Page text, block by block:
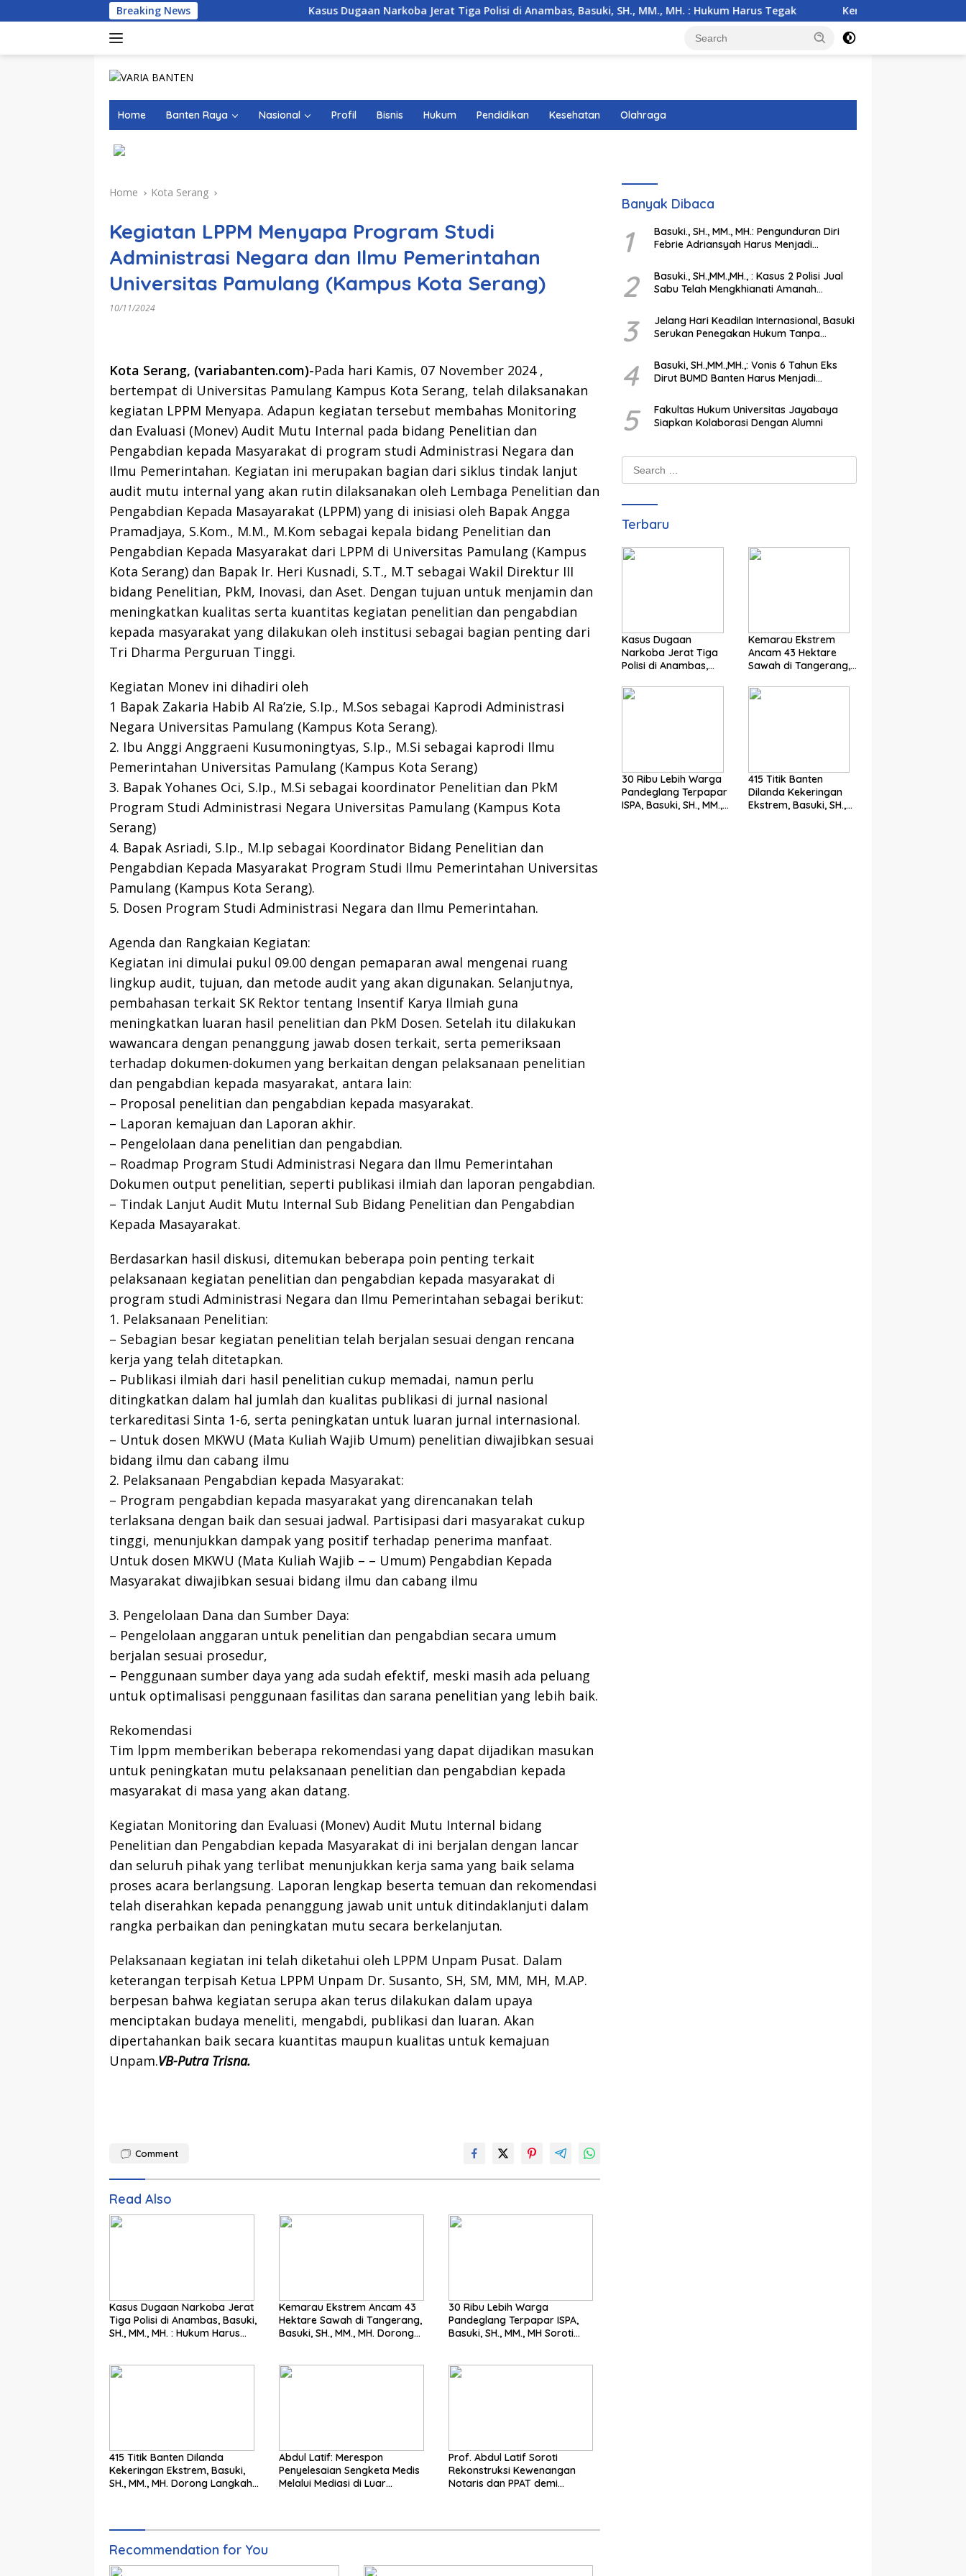
to
Breaking News Kasus Dugaan Narkoba Jerat Tiga Polisi di Anambas, Basuki, SH., MM., MH. : Hukum Harus Tegak Kemarau Ekstrem Ancam 43 Hektare
Home Banten Raya Nasional Profil Bisnis Hukum Pendidikan Kesehatan Olahraga
Home Kota Serang
Kegiatan LPPM Menyapa Program Studi
Administrasi Negara dan Ilmu Pemerintahan
Universitas Pamulang (Kampus Kota Serang)
10/11/2024
Kota Serang, (variabanten.com)-Pada hari Kamis, 07 November 2024 ,
bertempat di Universitas Pamulang Kampus Kota Serang, telah dilaksanakan
kegiatan LPPM Menyapa. Adapun kegiatan tersebut membahas Monitoring
dan Evaluasi (Monev) Audit Mutu Internal pada bidang Penelitian dan
Pengabdian kepada Masyarakat di program studi Administrasi Negara dan
Ilmu Pemerintahan. Kegiatan ini merupakan bagian dari siklus tindak lanjut
audit mutu internal yang akan rutin dilaksanakan oleh Lembaga Penelitian dan
Pengabdian Kepada Masayarakat (LPPM) yang di inisiasi oleh Bapak Angga
Pramadjaya, S.Kom., M.M., M.Kom sebagai kepala bidang Penelitian dan
Pengabdian Kepada Masyarakat dari LPPM di Universitas Pamulang (Kampus
Kota Serang) dan Bapak Ir. Heri Kusnadi, S.T., M.T sebagai Wakil Direktur III
bidang Penelitian, PkM, Inovasi, dan Aset. Dengan tujuan untuk menjamin dan
meningkatkan kualitas serta kuantitas kegiatan penelitian dan pengabdian
kepada masyarakat yang dilakukan oleh institusi sebagai bagian penting dari
Tri Dharma Perguruan Tinggi.
Kegiatan Monev ini dihadiri oleh
1 Bapak Zakaria Habib Al Ra’zie, S.Ip., M.Sos sebagai Kaprodi Administrasi
Negara Universitas Pamulang (Kampus Kota Serang).
2. Ibu Anggi Anggraeni Kusumoningtyas, S.Ip., M.Si sebagai kaprodi Ilmu
Pemerintahan Universitas Pamulang (Kampus Kota Serang)
3. Bapak Yohanes Oci, S.Ip., M.Si sebagai koordinator Penelitian dan PkM
Program Studi Administrasi Negara Universitas Pamulang (Kampus Kota
Serang)
4. Bapak Asriadi, S.Ip., M.Ip sebagai Koordinator Bidang Penelitian dan
Pengabdian Kepada Masyarakat Program Studi Ilmu Pemerintahan Universitas
Pamulang (Kampus Kota Serang).
5. Dosen Program Studi Administrasi Negara dan Ilmu Pemerintahan.
Agenda dan Rangkaian Kegiatan:
Kegiatan ini dimulai pukul 09.00 dengan pemaparan awal mengenai ruang
lingkup audit, tujuan, dan metode audit yang akan digunakan. Selanjutnya,
pembahasan terkait SK Rektor tentang Insentif Karya Ilmiah guna
meningkatkan luaran hasil penelitian dan PkM Dosen. Setelah itu dilakukan
wawancara dengan penanggung jawab dosen terkait, serta pemeriksaan
terhadap dokumen-dokumen yang berkaitan dengan pelaksanaan penelitian
dan pengabdian kepada masyarakat, antara lain:
– Proposal penelitian dan pengabdian kepada masyarakat.
– Laporan kemajuan dan Laporan akhir.
– Pengelolaan dana penelitian dan pengabdian.
– Roadmap Program Studi Administrasi Negara dan Ilmu Pemerintahan
Dokumen output penelitian, seperti publikasi ilmiah dan laporan pengabdian.
– Tindak Lanjut Audit Mutu Internal Sub Bidang Penelitian dan Pengabdian
Kepada Masayarakat.
Berdasarkan hasil diskusi, ditemukan beberapa poin penting terkait
pelaksanaan kegiatan penelitian dan pengabdian kepada masyarakat di
program studi Administrasi Negara dan Ilmu Pemerintahan sebagai berikut:
1. Pelaksanaan Penelitian:
– Sebagian besar kegiatan penelitian telah berjalan sesuai dengan rencana
kerja yang telah ditetapkan.
– Publikasi ilmiah dari hasil penelitian cukup memadai, namun perlu
ditingkatkan dalam hal jumlah dan kualitas publikasi di jurnal nasional
terkareditasi Sinta 1-6, serta peningkatan untuk luaran jurnal internasional.
– Untuk dosen MKWU (Mata Kuliah Wajib Umum) penelitian diwajibkan sesuai
bidang ilmu dan cabang ilmu
2. Pelaksanaan Pengabdian kepada Masyarakat:
– Program pengabdian kepada masyarakat yang direncanakan telah
terlaksana dengan baik dan sesuai jadwal. Partisipasi dari masyarakat cukup
tinggi, menunjukkan dampak yang positif terhadap penerima manfaat.
Untuk dosen MKWU (Mata Kuliah Wajib – – Umum) Pengabdian Kepada
Masyarakat diwajibkan sesuai bidang ilmu dan cabang ilmu
3. Pengelolaan Dana dan Sumber Daya:
– Pengelolaan anggaran untuk penelitian dan pengabdian secara umum
berjalan sesuai prosedur,
– Penggunaan sumber daya yang ada sudah efektif, meski masih ada peluang
untuk optimalisasi penggunaan fasilitas dan sarana penelitian yang lebih baik.
Rekomendasi
Tim lppm memberikan beberapa rekomendasi yang dapat dijadikan masukan
untuk peningkatan mutu pelaksanaan penelitian dan pengabdian kepada
masyarakat di masa yang akan datang.
Kegiatan Monitoring dan Evaluasi (Monev) Audit Mutu Internal bidang
Penelitian dan Pengabdian kepada Masyarakat di ini berjalan dengan lancar
dan seluruh pihak yang terlibat menunjukkan kerja sama yang baik selama
proses acara berlangsung. Laporan lengkap beserta temuan dan rekomendasi
telah diserahkan kepada penanggung jawab unit untuk ditindaklanjuti dalam
rangka perbaikan dan peningkatan mutu secara berkelanjutan.
Pelaksanaan kegiatan ini telah diketahui oleh LPPM Unpam Pusat. Dalam
keterangan terpisah Ketua LPPM Unpam Dr. Susanto, SH, SM, MM, MH, M.AP.
berpesan bahwa kegiatan serupa akan terus dilakukan dalam upaya
menciptakan budaya meneliti, mengabdi, publikasi dan luaran. Akan
dipertahankan baik secara kuantitas maupun kualitas untuk kemajuan
Unpam.VB-Putra Trisna.
Comment
Read Also
Kasus Dugaan Narkoba Jerat
Tiga Polisi di Anambas, Basuki,
SH., MM., MH. : Hukum Harus
Kemarau Ekstrem Ancam 43
Hektare Sawah di Tangerang,
Basuki, SH., MM., MH. Dorong
30 Ribu Lebih Warga
Pandeglang Terpapar ISPA,
Basuki, SH., MM., MH Soroti
415 Titik Banten Dilanda
Kekeringan Ekstrem, Basuki,
SH., MM., MH. Dorong Langkah
Abdul Latif: Merespon
Penyelesaian Sengketa Medis
Melalui Mediasi di Luar
Prof. Abdul Latif Soroti
Rekonstruksi Kewenangan
Notaris dan PPAT demi
Recommendation for You
Banyak Dibaca
1
Basuki., SH., MM., MH.: Pengunduran Diri
Febrie Adriansyah Harus Menjadi
Penegakan Hukum
2
Basuki., SH.,MM.,MH., : Kasus 2 Polisi Jual
Sabu Telah Mengkhianati Amanah
3
Jelang Hari Keadilan Internasional, Basuki
Serukan Penegakan Hukum Tanpa
4
Basuki, SH.,MM.,MH.,: Vonis 6 Tahun Eks
Dirut BUMD Banten Harus Menjadi
5
Fakultas Hukum Universitas Jayabaya
Siapkan Kolaborasi Dengan Alumni
Search
for:
Terbaru
Kasus Dugaan
Narkoba Jerat Tiga
Polisi di Anambas,
Hukum Harus Tegak
Kemarau Ekstrem
Ancam 43 Hektare
Sawah di Tangerang,
Dorong Langkah
30 Ribu Lebih Warga
Pandeglang Terpapar
ISPA, Basuki, SH., MM.,
415 Titik Banten
Dilanda Kekeringan
Ekstrem, Basuki, SH.,